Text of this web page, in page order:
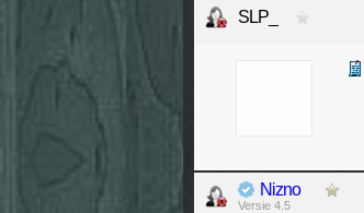
SLP_
Nizno
Versie 4.5